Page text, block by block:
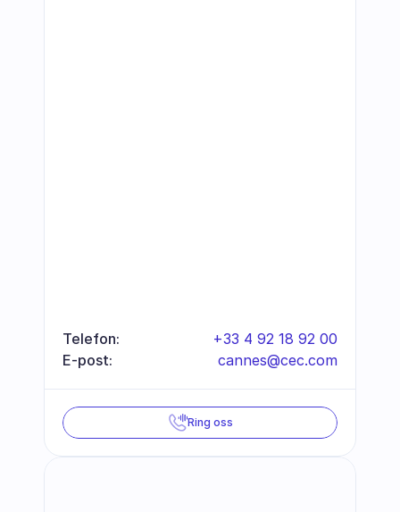
Telefon:
+33 4 92 18 92 00
E-post:
cannes@cec.com
Ring oss